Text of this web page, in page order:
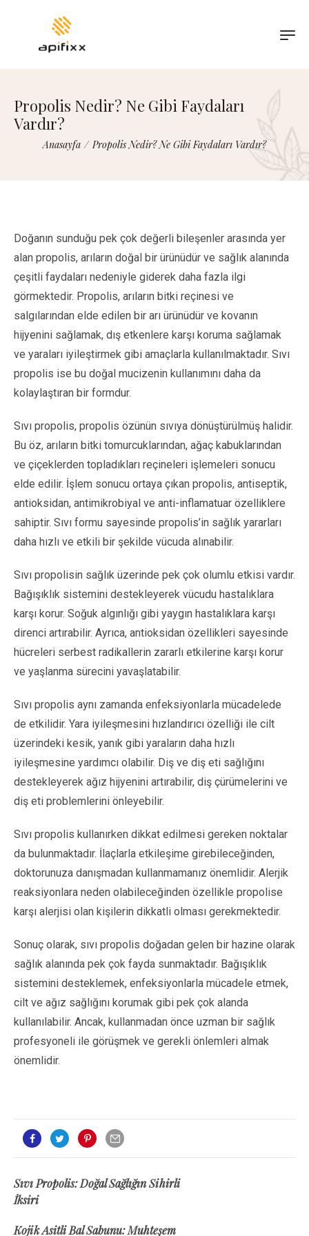
Propolis Nedir? Ne Gibi Faydaları
Vardır?
Anasayfa / Propolis Nedir? Ne Gibi Faydaları Vardır?
Doğanın sunduğu pek çok değerli bileşenler arasında yer
alan propolis, arıların doğal bir ürünüdür ve sağlık alanında
çeşitli faydaları nedeniyle giderek daha fazla ilgi
görmektedir. Propolis, arıların bitki reçinesi ve
salgılarından elde edilen bir arı ürünüdür ve kovanın
hijyenini sağlamak, dış etkenlere karşı koruma sağlamak
ve yaraları iyileştirmek gibi amaçlarla kullanılmaktadır. Sıvı
propolis ise bu doğal mucizenin kullanımını daha da
kolaylaştıran bir formdur.
Sıvı propolis, propolis özünün sıvıya dönüştürülmüş halidir.
Bu öz, arıların bitki tomurcuklarından, ağaç kabuklarından
ve çiçeklerden topladıkları reçineleri işlemeleri sonucu
elde edilir. İşlem sonucu ortaya çıkan propolis, antiseptik,
antioksidan, antimikrobiyal ve anti-inflamatuar özelliklere
sahiptir. Sıvı formu sayesinde propolis’in sağlık yararları
daha hızlı ve etkili bir şekilde vücuda alınabilir.
Sıvı propolisin sağlık üzerinde pek çok olumlu etkisi vardır.
Bağışıklık sistemini destekleyerek vücudu hastalıklara
karşı korur. Soğuk algınlığı gibi yaygın hastalıklara karşı
direnci artırabilir. Ayrıca, antioksidan özellikleri sayesinde
hücreleri serbest radikallerin zararlı etkilerine karşı korur
ve yaşlanma sürecini yavaşlatabilir.
Sıvı propolis aynı zamanda enfeksiyonlarla mücadelede
de etkilidir. Yara iyileşmesini hızlandırıcı özelliği ile cilt
üzerindeki kesik, yanık gibi yaraların daha hızlı
iyileşmesine yardımcı olabilir. Diş ve diş eti sağlığını
destekleyerek ağız hijyenini artırabilir, diş çürümelerini ve
diş eti problemlerini önleyebilir.
Sıvı propolis kullanırken dikkat edilmesi gereken noktalar
da bulunmaktadır. İlaçlarla etkileşime girebileceğinden,
doktorunuza danışmadan kullanmamanız önemlidir. Alerjik
reaksiyonlara neden olabileceğinden özellikle propolise
karşı alerjisi olan kişilerin dikkatli olması gerekmektedir.
Sonuç olarak, sıvı propolis doğadan gelen bir hazine olarak
sağlık alanında pek çok fayda sunmaktadır. Bağışıklık
sistemini desteklemek, enfeksiyonlarla mücadele etmek,
cilt ve ağız sağlığını korumak gibi pek çok alanda
kullanılabilir. Ancak, kullanmadan önce uzman bir sağlık
profesyoneli ile görüşmek ve gerekli önlemleri almak
önemlidir.
Yazı
gezinmesi
Sıvı Propolis: Doğal Sağlığın Sihirli
İksiri
Kojik Asitli Bal Sabunu: Muhteşem